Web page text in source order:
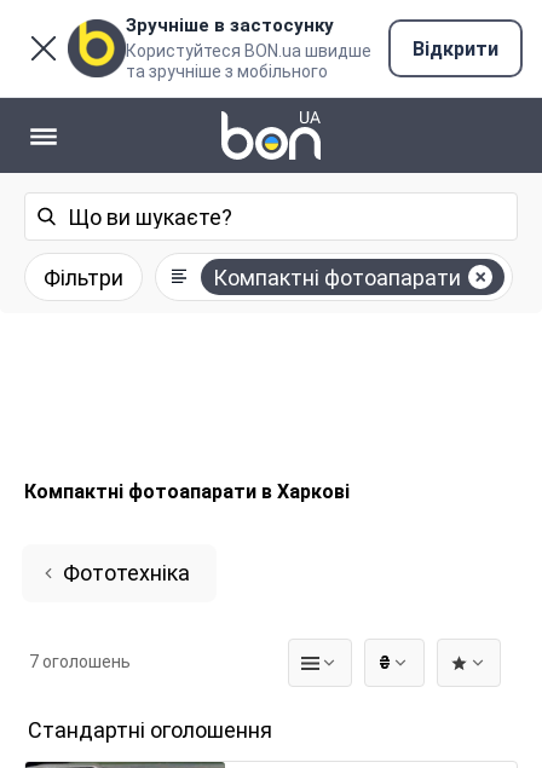
Зручніше в застосунку
Користуйтеся BON.ua швидше
та зручніше з мобільного
Відкрити
Фільтри Компактні фотоапарати
Компактні фотоапарати в Харкові
Фототехніка
₴
7 оголошень
Стандартні оголошення